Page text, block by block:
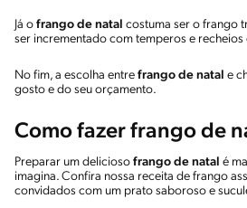
Já o frango de natal costuma ser o frango
ser incrementado com temperos e recheios
No fim, a escolha entre frango de natal e
gosto e do seu orçamento.
Como fazer frango de
Preparar um delicioso frango de natal é
imagina. Confira nossa receita de frango
convidados com um prato saboroso e